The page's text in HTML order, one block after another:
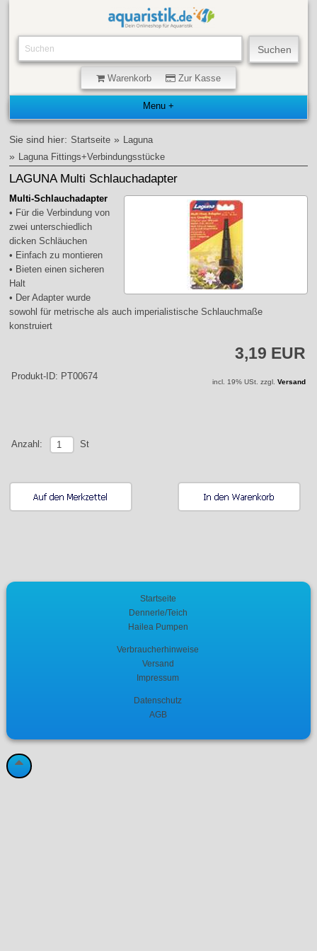
Warenkorb Zur Kasse
Sie sind hier: Startseite » Laguna
» Laguna Fittings+Verbindungsstücke
LAGUNA Multi Schlauchadapter
Multi-Schlauchadapter
• Für die Verbindung von
zwei unterschiedlich
dicken Schläuchen
• Einfach zu montieren
• Bieten einen sicheren
Halt
• Der Adapter wurde
sowohl für metrische als auch imperialistische Schlauchmaße
konstruiert
3,19 EUR
Produkt-ID: PT00674
incl. 19% USt. zzgl. Versand
Anzahl: St
Startseite
Dennerle/Teich
Hailea Pumpen
Verbraucherhinweise
Versand
Impressum
Datenschutz
AGB